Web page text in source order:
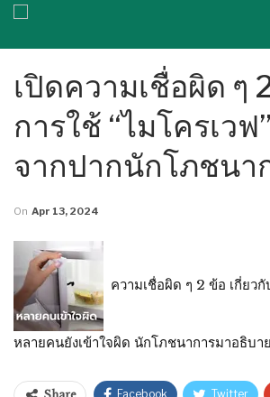
เปิดความเชื่อผิด ๆ
การใช้ “ไมโครเวฟ
จากปากนักโภชนา
On Apr 13, 2024
ความเชื่อผิด ๆ 2 ข้อ เกี่ยวกั
หลายคนยังเข้าใจผิด นักโภชนาการมาอธิบา
Facebook Twitter